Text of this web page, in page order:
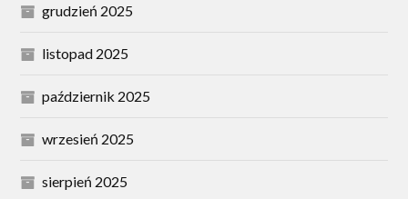
grudzień 2025
listopad 2025
październik 2025
wrzesień 2025
sierpień 2025